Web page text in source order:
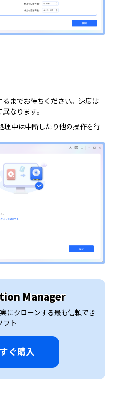
るまでお待ちください。速度は
なります。
理中は中断したり他の操作を行
Manager
にクローンする最も信頼でき
フト
ぐ購入